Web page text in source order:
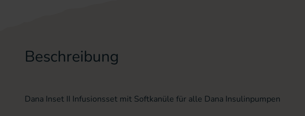
Beschreibung
Dana Inset II Infusionsset mit Softkanüle für alle Dana Insulinpumpen